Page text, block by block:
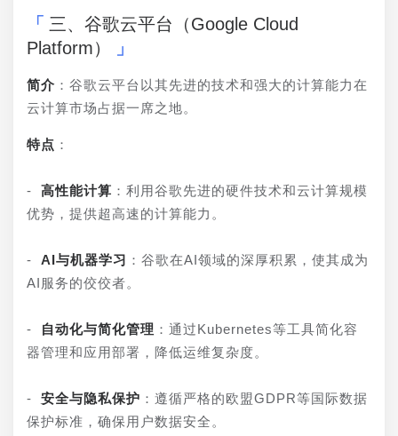
三、谷歌云平台（Google Cloud
Platform）
简介 ：谷歌云平台以其先进的技术和强大的计算能力在
云计算市场占据一席之地。
特点 ：
- 高性能计算 ：利用谷歌先进的硬件技术和云计算规模
优势，提供超高速的计算能力。
- AI与机器学习 ：谷歌在AI领域的深厚积累，使其成为
AI服务的佼佼者。
- 自动化与简化管理 ：通过Kubernetes等工具简化容
器管理和应用部署，降低运维复杂度。
- 安全与隐私保护 ：遵循严格的欧盟GDPR等国际数据
保护标准，确保用户数据安全。